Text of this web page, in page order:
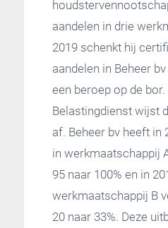
aandelen in drie
2019 schenkt hij
aandelen in Beheer
een beroep op de bor.
Belastingdienst wijst
af. Beheer bv heeft in
in werkmaatschappij
95 naar 100% en in
werkmaatschappij B
20 naar 33%. Deze